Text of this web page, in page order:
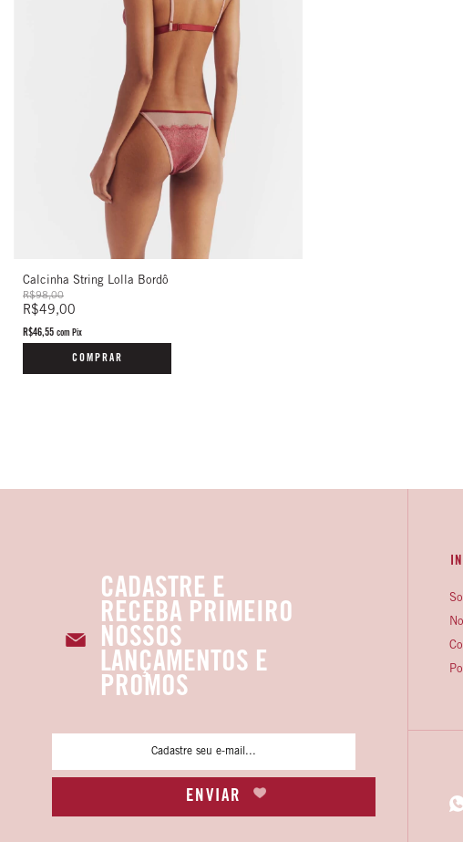
Calcinha String Lolla Bordô
R$98,00
R$49,00
R$46,55 com Pix
COMPRAR
CADASTRE E
RECEBA PRIMEIRO
NOSSOS
LANÇAMENTOS E
PROMOS